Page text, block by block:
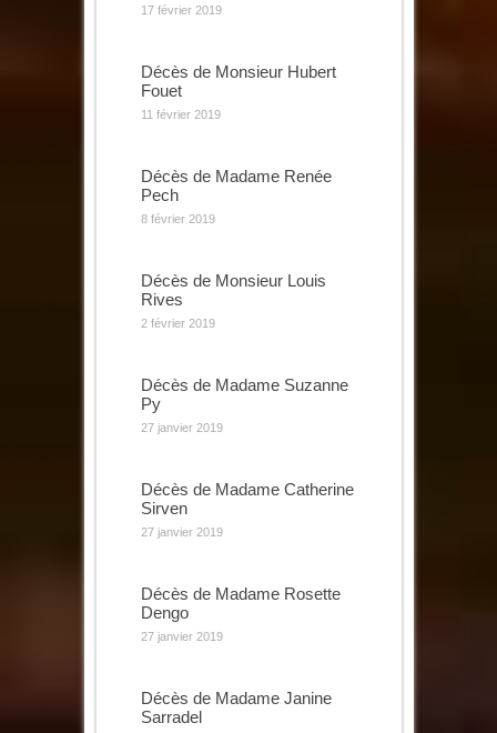
17 février 2019
Décès de Monsieur Hubert
Fouet
11 février 2019
Décès de Madame Renée
Pech
8 février 2019
Décès de Monsieur Louis
Rives
2 février 2019
Décès de Madame Suzanne
Py
27 janvier 2019
Décès de Madame Catherine
Sirven
27 janvier 2019
Décès de Madame Rosette
Dengo
27 janvier 2019
Décès de Madame Janine
Sarradel